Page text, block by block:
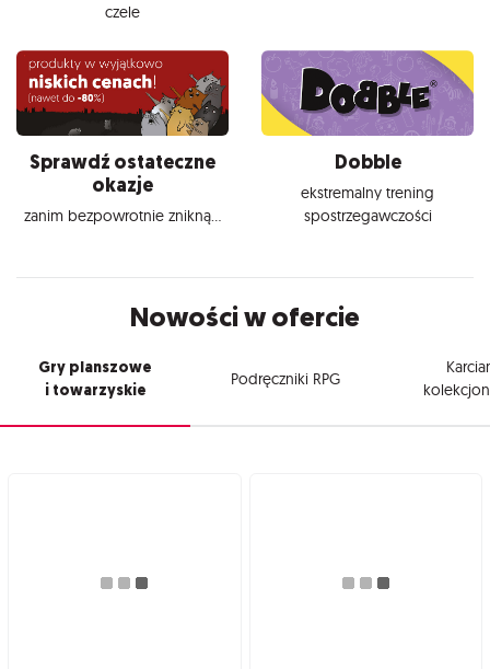
czele
Sprawdź ostateczne
okazje
zanim bezpowrotnie znikną...
Dobble
ekstremalny trening
spostrzegawczości
Nowości w ofercie
Gry planszowe
i towarzyskie
Podręczniki RPG